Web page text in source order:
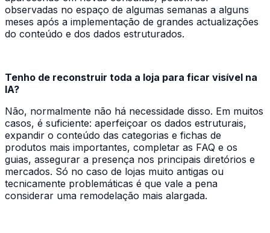
observadas no espaço de algumas semanas a alguns
meses após a implementação de grandes actualizações
do conteúdo e dos dados estruturados.
Tenho de reconstruir toda a loja para ficar visível na
IA?
Não, normalmente não há necessidade disso. Em muitos
casos, é suficiente: aperfeiçoar os dados estruturais,
expandir o conteúdo das categorias e fichas de
produtos mais importantes, completar as FAQ e os
guias, assegurar a presença nos principais diretórios e
mercados. Só no caso de lojas muito antigas ou
tecnicamente problemáticas é que vale a pena
considerar uma remodelação mais alargada.